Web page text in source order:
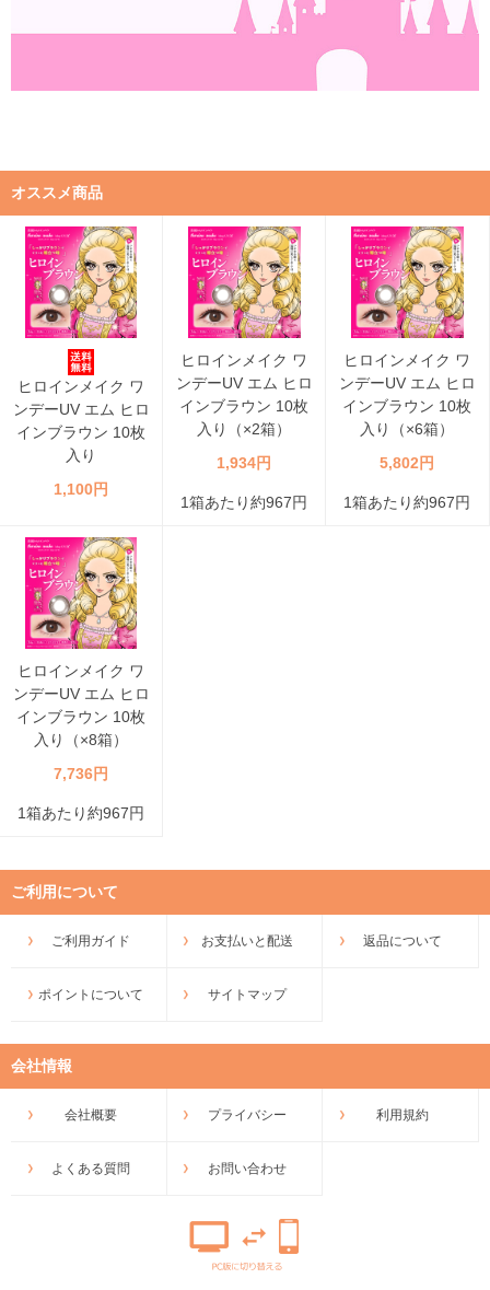
オススメ商品
ヒロインメイク ワ
ンデーUV エム ヒロ
インブラウン 10枚
入り
1,100円
ヒロインメイク ワ
ンデーUV エム ヒロ
インブラウン 10枚
入り（×2箱）
1,934円
1箱あたり約967円
ヒロインメイク ワ
ンデーUV エム ヒロ
インブラウン 10枚
入り（×6箱）
5,802円
1箱あたり約967円
ヒロインメイク ワ
ンデーUV エム ヒロ
インブラウン 10枚
入り（×8箱）
7,736円
1箱あたり約967円
ご利用について
ご利用ガイド お支払いと配送 返品について
ポイントについて サイトマップ
会社情報
会社概要 プライバシー 利用規約
よくある質問 お問い合わせ